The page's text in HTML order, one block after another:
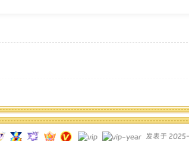
发表于